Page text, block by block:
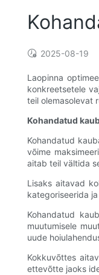
2025-08-19
Laopinna
konkreetsetele
teil olemasolevat
Kohandatud
Kohandatud
võime
aitab teil vältida
Lisaks aitavad
kategoriseerida
Kohandatud
muutumisele
uude
Kokkuvõttes
ettevõtte jaoks